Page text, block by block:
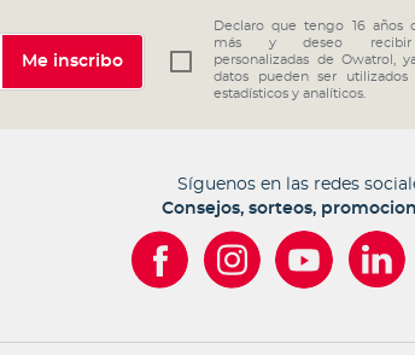
Me inscribo
Declaro que tengo 16 años
más y deseo recibir
personalizadas de Owatrol,
datos pueden ser
estadísticos y analíticos.
Síguenos en las redes
Consejos, sorteos,